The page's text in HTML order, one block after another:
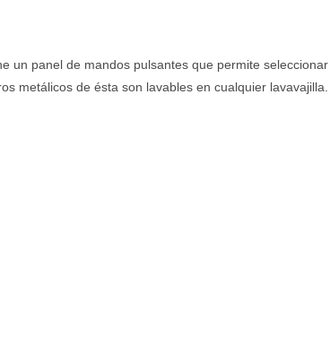
un panel de mandos pulsantes que permite
metálicos de ésta son lavables en cualquier lavavajilla.